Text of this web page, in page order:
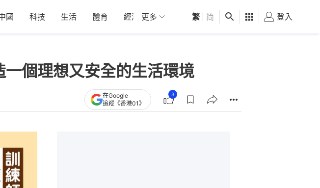
國 科技 生活 體育 經濟 01深圳 觀點 健康 好食玩飛
更多 繁 简 登入
個理想又安全的生活環境
在Google
追蹤《香港01》
3